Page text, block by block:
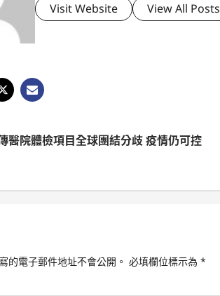
Visit Website View All Posts
醫院體檢項目全球團結分歧 疫情仍可控
的電子郵件地址不會公開。 必填欄位標示為 *